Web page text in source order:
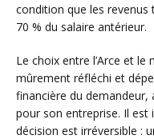
condition que les revenus
70 % du salaire antérieur.
Le choix entre l’Arce et
mûrement réfléchi et
financière du demandeur,
pour son entreprise. Il
décision est irréversible :